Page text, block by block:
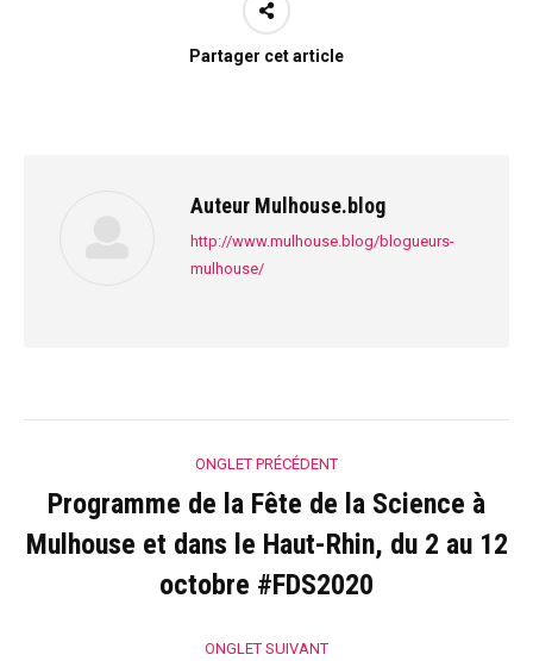
Partager cet article
Auteur Mulhouse.blog
http://www.mulhouse.blog/blogueurs-
mulhouse/
de
commentaire
ONGLET PRÉCÉDENT
Onglet
précédent
Programme de la Fête de la Science à
Mulhouse et dans le Haut-Rhin, du 2 au 12
octobre #FDS2020
ONGLET SUIVANT